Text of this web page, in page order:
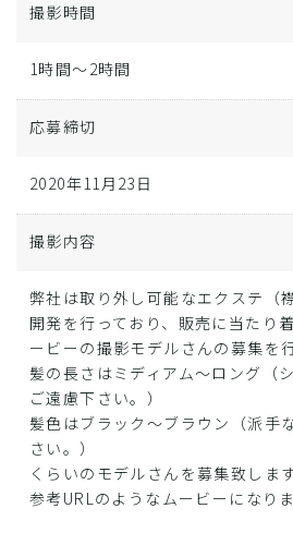
撮影時間
1時間～2時間
応募締切
2020年11月23日
撮影内容
弊社は取り外し可能なエクステ（
開発を行っており、販売に当たり
ービーの撮影モデルさんの募集を
髪の長さはミディアム～ロング（
ご遠慮下さい。）
髪色はブラック～ブラウン（派手
さい。）
くらいのモデルさんを募集致します
参考URLのようなムービーになりま